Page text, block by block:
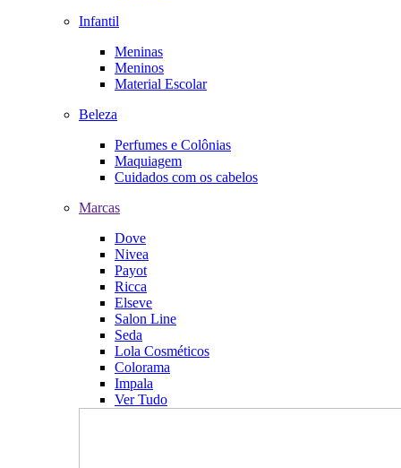
Infantil
Meninas
Meninos
Material Escolar
Beleza
Perfumes e Colônias
Maquiagem
Cuidados com os cabelos
Marcas
Dove
Nivea
Payot
Ricca
Elseve
Salon Line
Seda
Lola Cosméticos
Colorama
Impala
Ver Tudo